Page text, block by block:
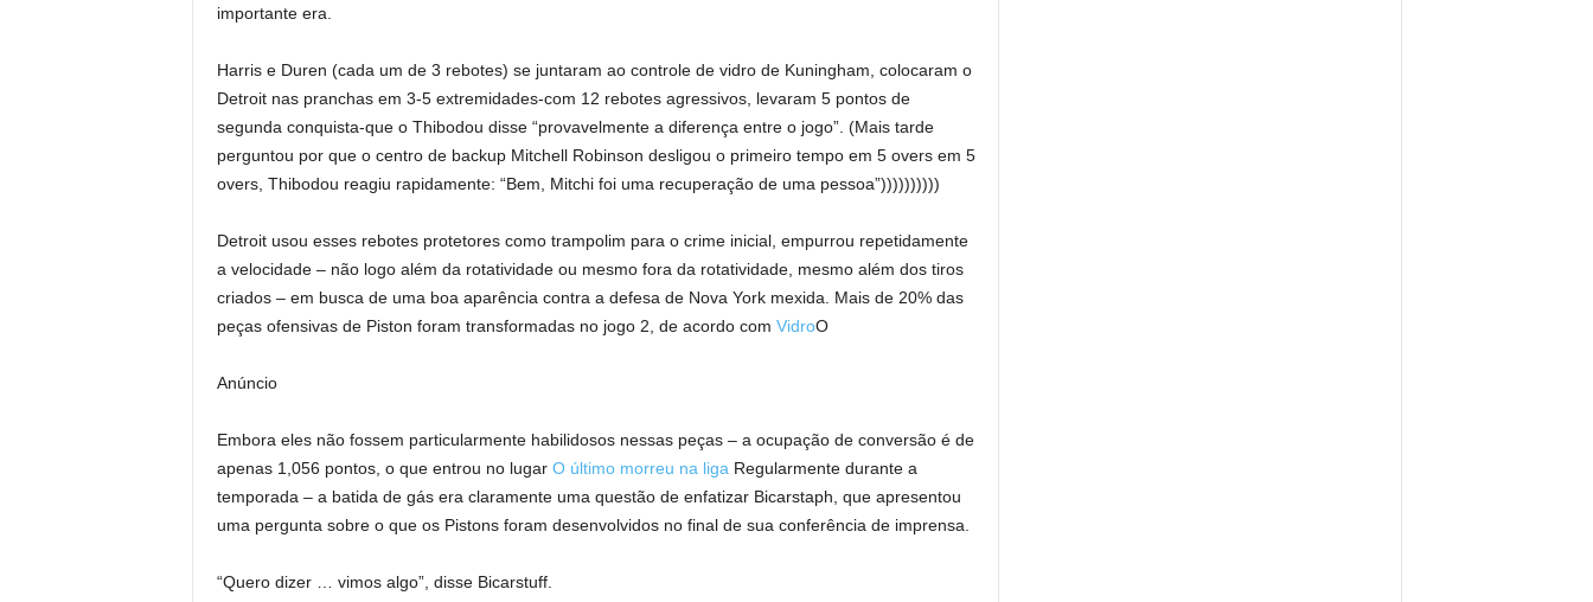
importante era.
Harris e Duren (cada um de 3 rebotes) se juntaram ao controle de vidro de Kuningham, colocaram o
Detroit nas pranchas em 3-5 extremidades-com 12 rebotes agressivos, levaram 5 pontos de
segunda conquista-que o Thibodou disse “provavelmente a diferença entre o jogo”. (Mais tarde
perguntou por que o centro de backup Mitchell Robinson desligou o primeiro tempo em 5 overs em 5
overs, Thibodou reagiu rapidamente: “Bem, Mitchi foi uma recuperação de uma pessoa”))))))))))
Detroit usou esses rebotes protetores como trampolim para o crime inicial, empurrou repetidamente
a velocidade – não logo além da rotatividade ou mesmo fora da rotatividade, mesmo além dos tiros
criados – em busca de uma boa aparência contra a defesa de Nova York mexida. Mais de 20% das
peças ofensivas de Piston foram transformadas no jogo 2, de acordo com VidroO
Anúncio
Embora eles não fossem particularmente habilidosos nessas peças – a ocupação de conversão é de
apenas 1,056 pontos, o que entrou no lugar O último morreu na liga Regularmente durante a
temporada – a batida de gás era claramente uma questão de enfatizar Bicarstaph, que apresentou
uma pergunta sobre o que os Pistons foram desenvolvidos no final de sua conferência de imprensa.
“Quero dizer … vimos algo”, disse Bicarstuff.